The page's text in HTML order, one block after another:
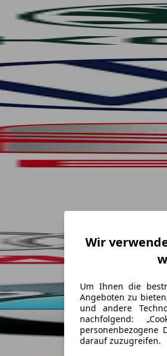
Wir
Um Ihnen die
Angeboten zu
und andere
nachfolgend:
personenbezogene
darauf zuzugreifen.